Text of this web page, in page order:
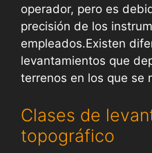
operador, pero es
precisión de los
empleados.Existen
levantamientos que
terrenos en los que se
Clases de
topográfico